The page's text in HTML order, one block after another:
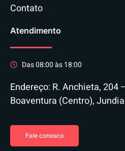
Contato
Atendimento
Das 08:00 às 18:00
Endereço: R. Anchieta, 204
Boaventura (Centro),
Fale conosco